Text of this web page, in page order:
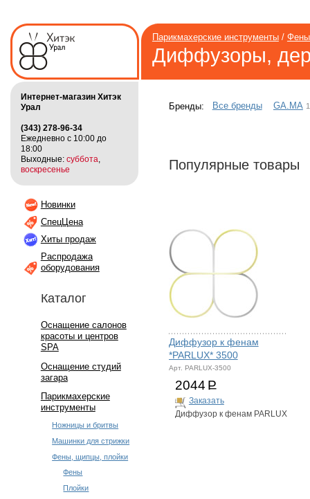
Парикмахерские инструменты/
Диффузоры,
Интернет-магазин Хитэк
Урал
(343) 278-96-34
Ежедневно с 10:00 до
18:00
Выходные: суббота
воскресенье
Новинки
СпецЦена
Хиты продаж
Распродажа
оборудования
Каталог
Оснащение салонов
красоты и центров
SPA
Оснащение студий
загара
Парикмахерские
инструменты
Ножницы и бритвы
Машинки для стрижки
Фены, щипцы, плойки
Фены
Плойки
Бренды: Все бренды GA.MA 1
Популярные товары
Диффузор к фенам
*PARLUX* 3500
Арт. PARLUX-3500
2044 Р
Заказать
Диффузор к фенам PARLUX